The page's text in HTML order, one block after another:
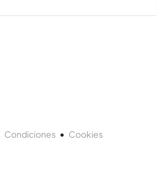
Condiciones• Cookies